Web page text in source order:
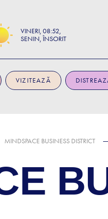
VINERI 08:52
SENIN, ÎNSORIT
VIZITEAZĂ
MINDSPACE BUSINESS DISTRICT